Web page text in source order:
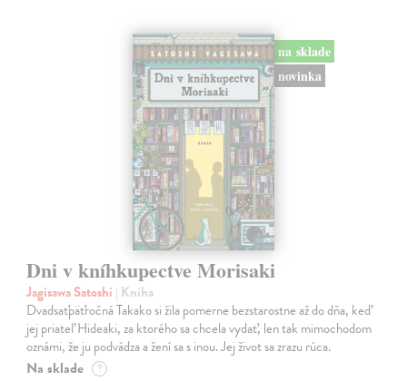
na sklade
novinka
Dni v kníhkupectve Morisaki
Jagisawa Satoshi | Kniha
Dvadsaťpäťročná Takako si žila pomerne bezstarostne až do dňa, keď
jej priateľ Hideaki, za ktorého sa chcela vydať, len tak mimochodom
oznámi, že ju podvádza a žení sa s inou. Jej život sa zrazu rúca.
Na sklade ?